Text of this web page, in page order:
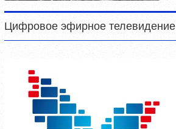
Цифровое эфирное телевидение